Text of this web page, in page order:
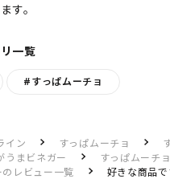
す。
一覧
#すっぱムーチョ
イン すっぱムーチョ
うまビネガー
すっぱムーチ
レビュー一覧
好きな商品で